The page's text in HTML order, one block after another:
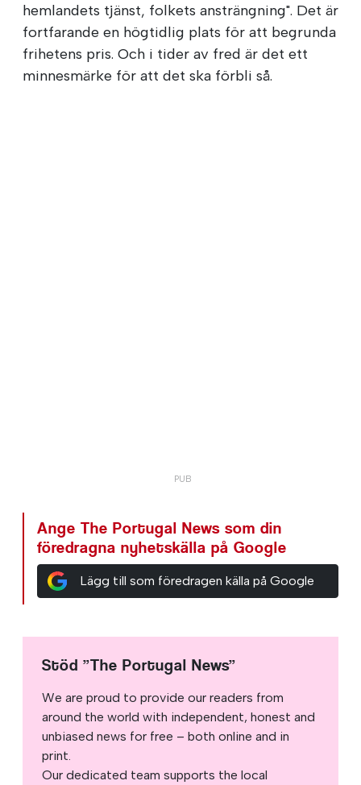
hemlandets tjänst, folkets ansträngning". Det är
fortfarande en högtidlig plats för att begrunda
frihetens pris. Och i tider av fred är det ett
minnesmärke för att det ska förbli så.
Ange The Portugal News som din
föredragna nyhetskälla på Google
Lägg till som föredragen källa på Google
Stöd ”The Portugal News”
We are proud to provide our readers from
around the world with independent, honest and
unbiased news for free – both online and in
print.
Our dedicated team supports the local